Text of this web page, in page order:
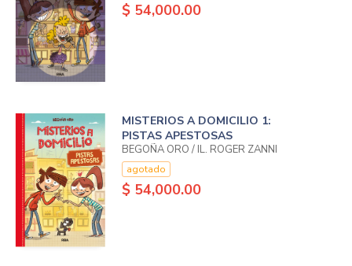
$ 54,000.00
MISTERIOS A DOMICILIO 1:
PISTAS APESTOSAS
BEGOÑA ORO / IL. ROGER ZANNI
agotado
$ 54,000.00